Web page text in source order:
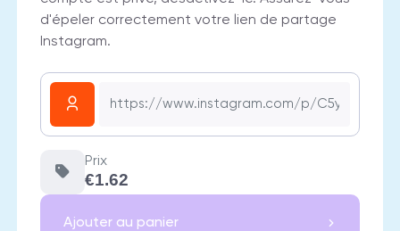
d'épeler correctement votre lien de partage
Instagram.
Prix
€1.62
Ajouter au panier